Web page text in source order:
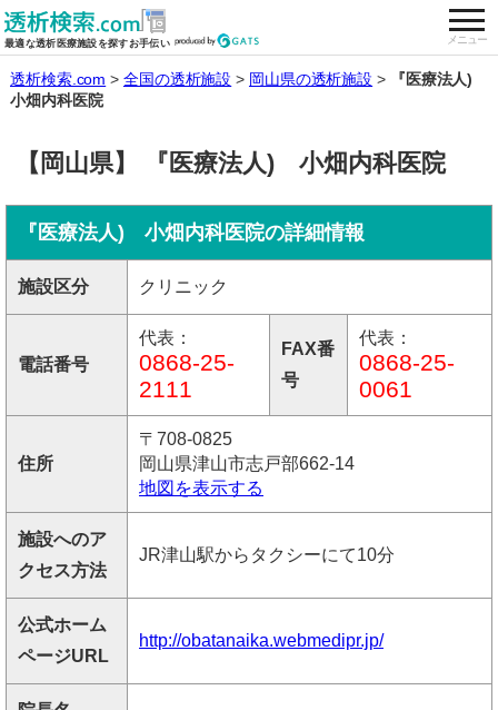
最適な透析医療施設を探すお手伝い メニュー
全国の透析施設を検索する
透析検索.com 全国の透析施設 岡山県の透析施設
『医療法人)
小畑内科医院
【岡山県】 『医療法人) 小畑内科医院
『医療法人) 小畑内科医院の詳細情報
施設区分 クリニック
電話番号
代表：
0868-25-
2111
FAX番
号
代表：
0868-25-
0061
住所
〒708-0825
岡山県津山市志戸部662-14
地図を表示する
施設へのア
クセス方法
JR津山駅からタクシーにて10分
公式ホーム
ページURL
http://obatanaika.webmedipr.jp/